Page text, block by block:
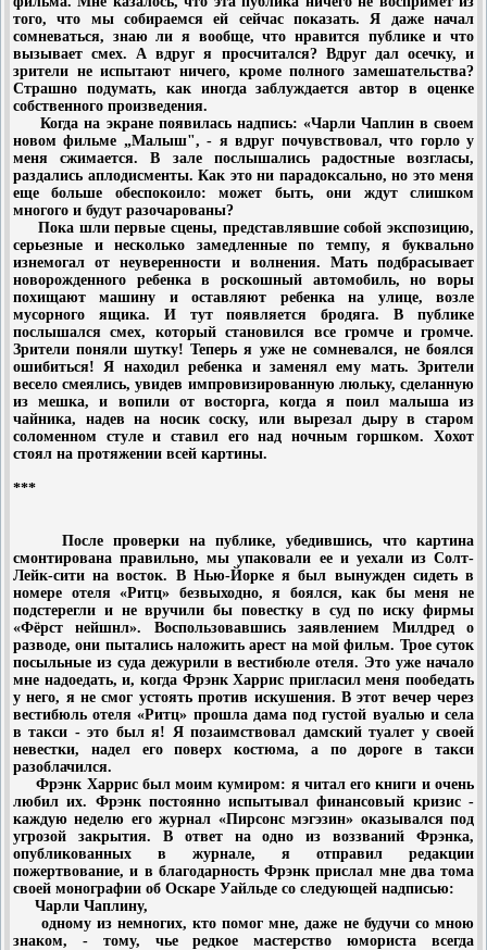
того, что мы собираемся ей сейчас показать. Я даже начал
сомневаться, знаю ли я вообще, что нравится публике и что
вызывает смех. А вдруг я просчитался? Вдруг дал осечку, и
зрители не испытают ничего, кроме полного замешательства?
Страшно подумать, как иногда заблуждается автор в оценке
собственного произведения.
Когда на экране появилась надпись: «Чарли Чаплин в своем
новом фильме „Малыш", - я вдруг почувствовал, что горло у
меня сжимается. В зале послышались радостные возгласы,
раздались аплодисменты. Как это ни парадоксально, но это меня
еще больше обеспокоило: может быть, они ждут слишком
многого и будут разочарованы?
Пока шли первые сцены, представлявшие собой экспозицию,
серьезные и несколько замедленные по темпу, я буквально
изнемогал от неуверенности и волнения. Мать подбрасывает
новорожденного ребенка в роскошный автомобиль, но воры
похищают машину и оставляют ребенка на улице, возле
мусорного ящика. И тут появляется бродяга. В публике
послышался смех, который становился все громче и громче.
Зрители поняли шутку! Теперь я уже не сомневался, не боялся
ошибиться! Я находил ребенка и заменял ему мать. Зрители
весело смеялись, увидев импровизированную люльку, сделанную
из мешка, и вопили от восторга, когда я поил малыша из
чайника, надев на носик соску, или вырезал дыру в старом
соломенном стуле и ставил его над ночным горшком. Хохот
стоял на протяжении всей картины.
***
После проверки на публике, убедившись, что картина
смонтирована правильно, мы упаковали ее и уехали из Солт-
Лейк-сити на восток. В Нью-Йорке я был вынужден сидеть в
номере отеля «Ритц» безвыходно, я боялся, как бы меня не
подстерегли и не вручили бы повестку в суд по иску фирмы
«Фёрст нейшнл». Воспользовавшись заявлением Милдред о
разводе, они пытались наложить арест на мой фильм. Трое суток
посыльные из суда дежурили в вестибюле отеля. Это уже начало
мне надоедать, и, когда Фрэнк Харрис пригласил меня пообедать
у него, я не смог устоять против искушения. В этот вечер через
вестибюль отеля «Ритц» прошла дама под густой вуалью и села
в такси - это был я! Я позаимствовал дамский туалет у своей
невестки, надел его поверх костюма, а по дороге в такси
разоблачился.
Фрэнк Харрис был моим кумиром: я читал его книги и очень
любил их. Фрэнк постоянно испытывал финансовый кризис -
каждую неделю его журнал «Пирсонс мэгэзин» оказывался под
угрозой закрытия. В ответ на одно из воззваний Фрэнка,
опубликованных в журнале, я отправил редакции
пожертвование, и в благодарность Фрэнк прислал мне два тома
своей монографии об Оскаре Уайльде со следующей надписью:
Чарли Чаплину,
одному из немногих, кто помог мне, даже не будучи со мною
знаком, - тому, чье редкое мастерство юмориста всегда